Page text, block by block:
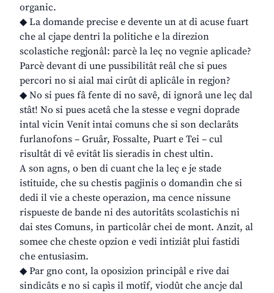
organic.
◆ La domande precise e devente un at di acuse fuart
che al cjape dentri la politiche e la direzion
scolastiche regjonâl: parcè la leç no vegnie aplicade?
Parcè devant di une pussibilitât reâl che si pues
percori no si aial mai cirût di aplicâle in regjon?
◆ No si pues fâ fente di no savê, di ignorâ une leç dal
stât! No si pues acetâ che la stesse e vegni doprade
intal vicin Venit intai comuns che si son declarâts
furlanofons – Gruâr, Fossalte, Puart e Tei – cul
risultât di vê evitât lis sieradis in chest ultin.
A son agns, o ben di cuant che la leç e je stade
istituide, che su chestis pagjinis o domandìn che si
dedi il vie a cheste operazion, ma cence nissune
rispueste de bande ni des autoritâts scolastichis ni
dai stes Comuns, in particolâr chei de mont. Anzit, al
somee che cheste opzion e vedi intiziât plui fastidi
che entusiasim.
◆ Par gno cont, la oposizion principâl e rive dai
sindicâts e no si capìs il motîf, viodût che ancje dal